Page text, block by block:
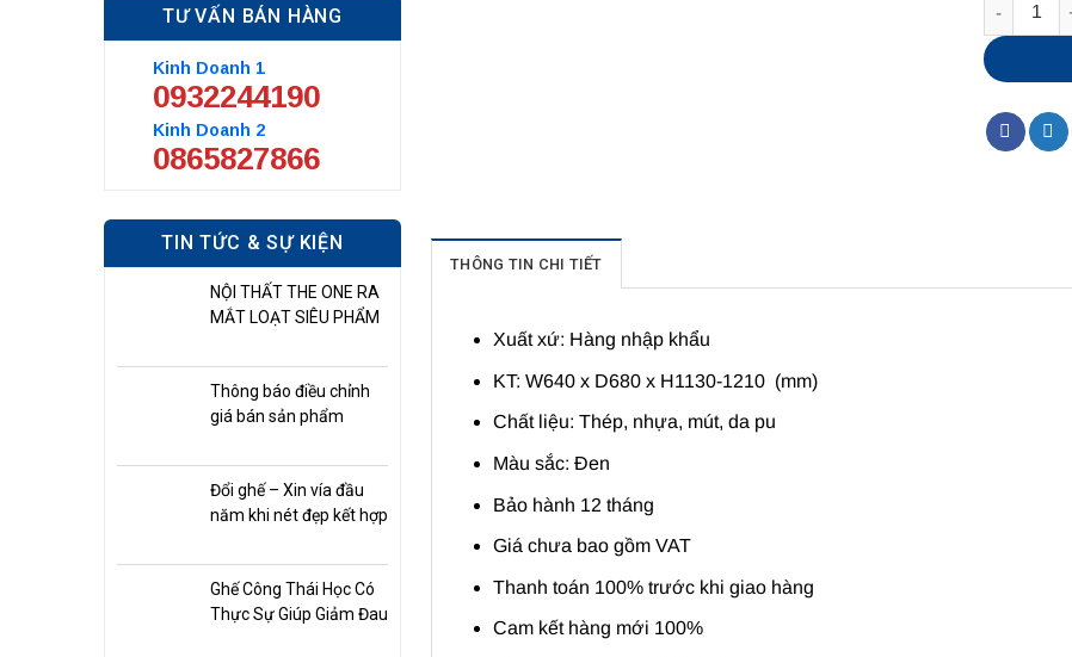
TƯ VẤN BÁN HÀNG
Kinh Doanh 1
0932244190
Kinh Doanh 2
0865827866
TIN TỨC & SỰ KIỆN
NỘI THẤT THE ONE RA
MẮT LOẠT SIÊU PHẨM
THIẾT KẾ, TỐI ƯU TRẢI
NGHIỆM
Thông báo điều chỉnh
giá bán sản phẩm
Đổi ghế – Xin vía đầu
năm khi nét đẹp kết hợp
Ghế Công Thái Học Có
Thực Sự Giúp Giảm Đau
THÔNG TIN CHI TIẾT
Xuất xứ: Hàng nhập khẩu
KT: W640 x D680 x H1130-1210 (mm)
Chất liệu: Thép, nhựa, mút, da pu
Màu sắc: Đen
Bảo hành 12 tháng
Giá chưa bao gồm VAT
Thanh toán 100% trước khi giao hàng
Cam kết hàng mới 100%